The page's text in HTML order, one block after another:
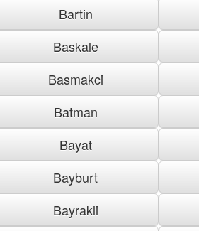
Bartin
Baskale
Basmakci
Batman
Bayat
Bayburt
Bayrakli